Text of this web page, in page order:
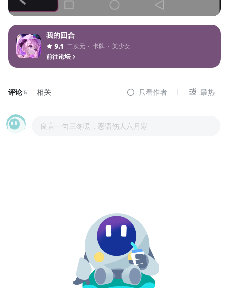
我的回合
9.1 二次元 卡牌
美少女
前往论坛
评论5 相关 只看作者 最热
良言一句三冬暖，恶语伤人六月寒